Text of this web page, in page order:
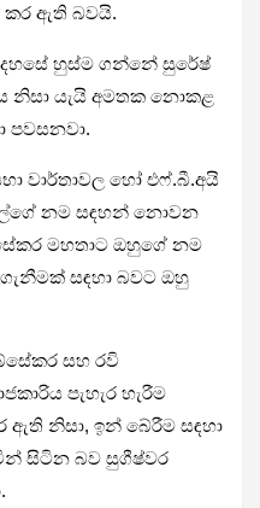
ඇති බවයි.
හුස්ම ගන්නේ සුරේෂ්
නිසා යැයි අමතක නොකළ
පවසනවා.
වාර්තාවල හෝ එෆ්.බී.අයි
නම සඳහන් නොවන
මහතාට ඔහුගේ නම
සඳහා බවට ඔහු
සහ රවි
පැහැර හැරීම
නිසා, ඉන් බේරීම සඳහා
සිටින බව සුගීෂ්වර